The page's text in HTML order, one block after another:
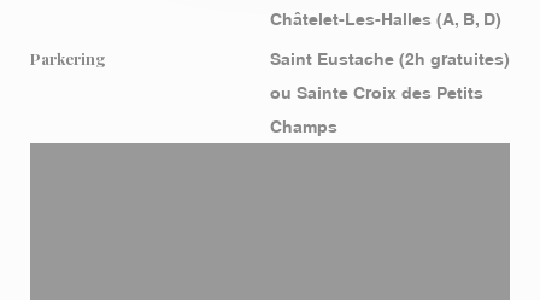
Châtelet-Les-Halles (A, B, D)
Parkering
Saint Eustache (2h gratuites)
ou Sainte Croix des Petits
Champs